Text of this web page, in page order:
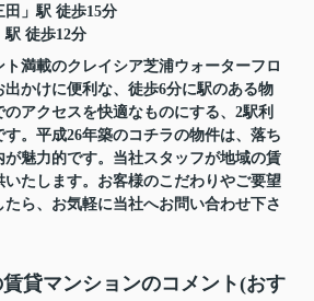
田 」駅 徒歩15分
駅 徒歩12分
ト満載のクレイシア芝浦ウォーターフロ
出かけに便利な、徒歩6分に駅のある物
アクセスを快適なものにする、2駅利
す。平成26年築のコチラの物件は、落ち
が魅力的です。当社スタッフが地域の賃
いたします。お客様のこだわりやご要望
たら、お気軽に当社へお問い合わせ下さ
貸マンションのコメント(おす